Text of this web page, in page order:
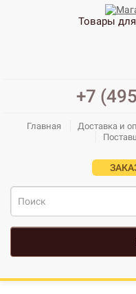
Товары
+7
Главная Доставка и